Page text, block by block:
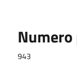
943